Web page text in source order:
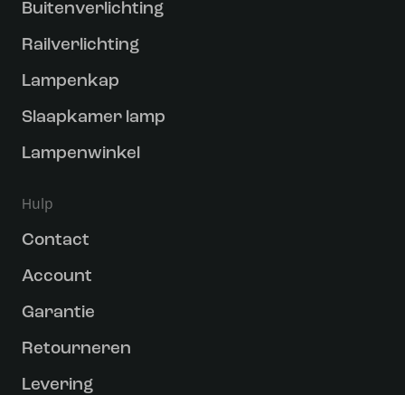
Buitenverlichting
Railverlichting
Lampenkap
Slaapkamer lamp
Lampenwinkel
Hulp
Contact
Account
Garantie
Retourneren
Levering